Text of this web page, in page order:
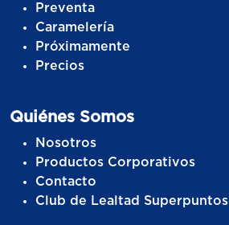
Preventa
Caramelería
Próximamente
Precios
Quiénes Somos
Nosotros
Productos Corporativos
Contacto
Club de Lealtad Superpuntos